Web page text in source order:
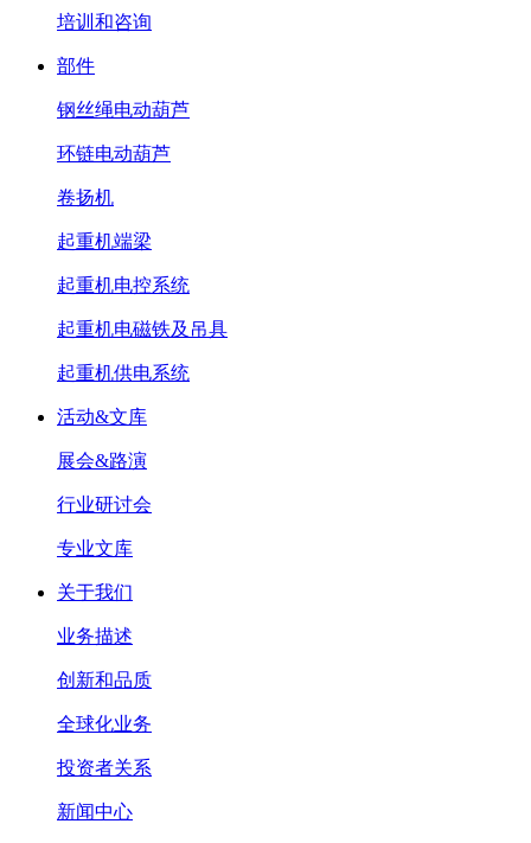
培训和咨询
部件
钢丝绳电动葫芦
环链电动葫芦
卷扬机
起重机端梁
起重机电控系统
起重机电磁铁及吊具
起重机供电系统
活动&文库
展会&路演
行业研讨会
专业文库
关于我们
业务描述
创新和品质
全球化业务
投资者关系
新闻中心